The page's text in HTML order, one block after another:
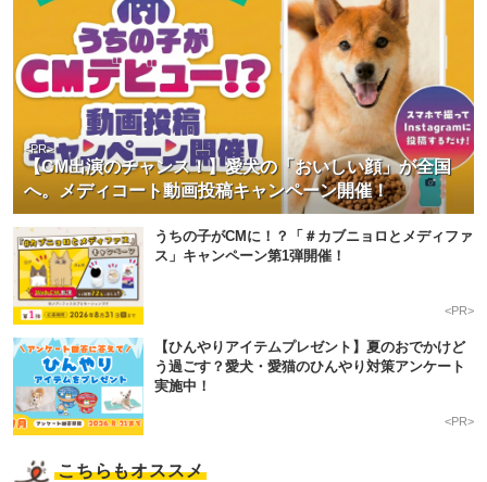
【CM出演のチャンス！】愛犬の「おいしい顔」が全国
へ。メディコート動画投稿キャンペーン開催！
<PR>
うちの子がCMに！？「＃カブニョロとメディファ
ス」キャンペーン第1弾開催！
<PR>
【ひんやりアイテムプレゼント】夏のおでかけど
う過ごす？愛犬・愛猫のひんやり対策アンケート
実施中！
<PR>
こちらもオススメ